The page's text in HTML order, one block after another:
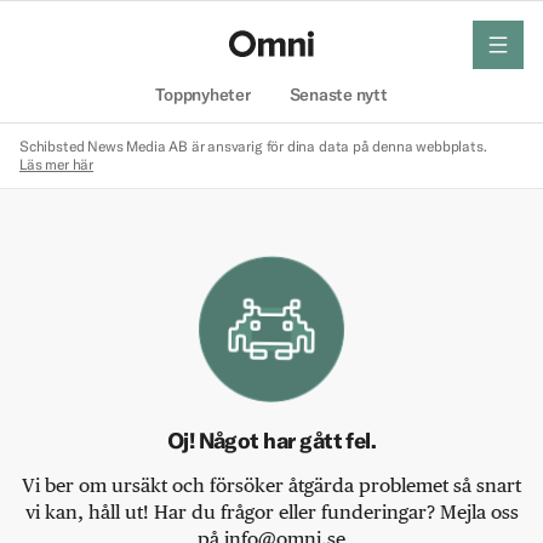
Toppnyheter Senaste nytt
meny
Schibsted News Media AB är ansvarig för dina data på denna webbplats.
Läs mer här
Oj! Något har gått fel.
Vi ber om ursäkt och försöker åtgärda problemet så snart
vi kan, håll ut! Har du frågor eller funderingar? Mejla oss